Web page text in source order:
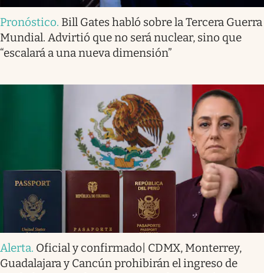
Pronóstico. Bill Gates habló sobre la Tercera Guerra
Mundial. Advirtió que no será nuclear, sino que
“escalará a una nueva dimensión”
Alerta. Oficial y confirmado| CDMX, Monterrey,
Guadalajara y Cancún prohibirán el ingreso de